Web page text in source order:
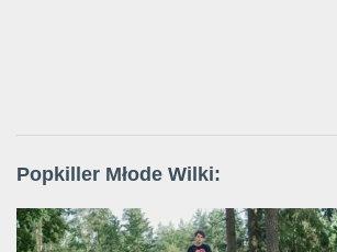
Popkiller Młode Wilki: